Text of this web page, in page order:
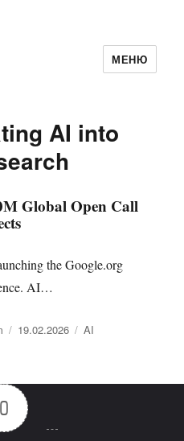
МЕНЮ
AI into
Global Open Call
the Google.org
AI…
Опубликовано
19.02.2026 Рубрики
AI
0